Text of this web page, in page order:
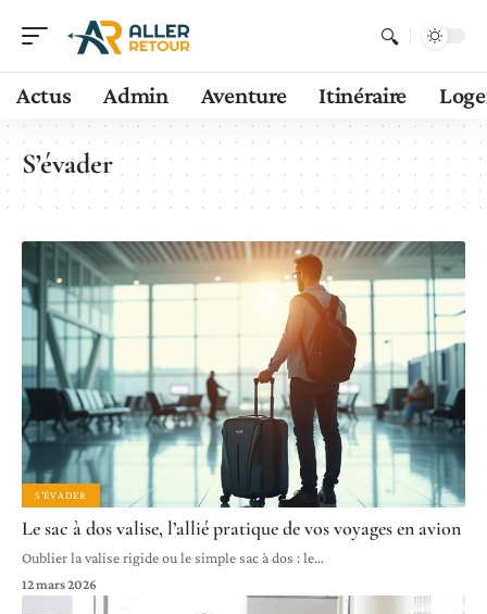
Actus Admin Aventure Itinéraire
S’évader
S'ÉVADER
Le sac à dos valise, l’allié pratique de vos voyages en avion
Oublier la valise rigide ou le simple sac à dos : le…
12 mars 2026